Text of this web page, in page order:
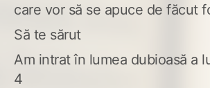
care vor să se apuce de făcut
Să te sărut
Am intrat în lumea dubioasă a
4